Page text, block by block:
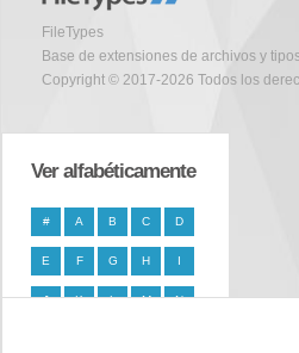
FileTypes
Base de extensiones de archivos y
Copyright © 2017-2026 Todos los
Ver alfabéticamente
# A B C D
E F G H I
J K L M N